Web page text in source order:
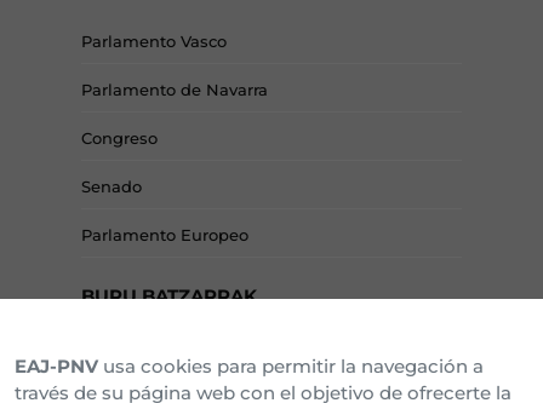
Parlamento Vasco
Parlamento de Navarra
Congreso
Senado
Parlamento Europeo
BURU BATZARRAK
Araba Buru Batzar
EAJ-PNV usa cookies para permitir la navegación a
través de su página web con el objetivo de ofrecerte la